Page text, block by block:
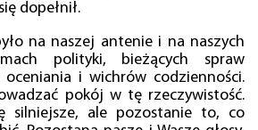
dopełnił.
na naszej antenie i na naszych
polityki, bieżących spraw
oceniania i wichrów codzienności.
pokój w tę rzeczywistość.
silniejsze, ale pozostanie to, co